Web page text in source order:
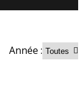
Année :